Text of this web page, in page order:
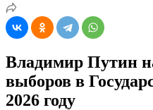
Владимир Путин
выборов в
2026 году